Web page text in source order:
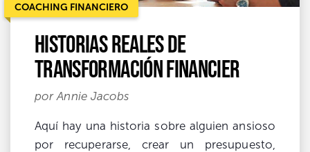
COACHING FINANCIERO
Historias reales de
transformación financier
por Annie Jacobs
Aquí hay una historia sobre alguien ansioso
por recuperarse, crear un presupuesto,